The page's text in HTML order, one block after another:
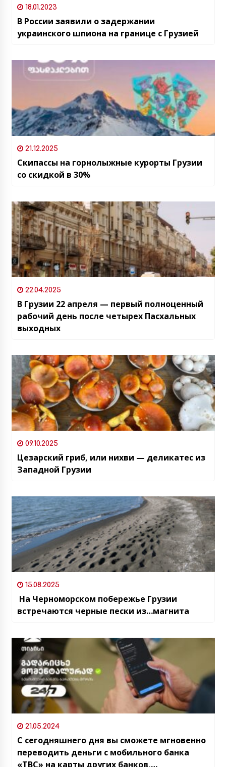
18.01.2023
В России заявили о задержании
украинского шпиона на границе с Грузией
21.12.2025
Скипассы на горнолыжные курорты Грузии
со скидкой в 30%
22.04.2025
В Грузии 22 апреля — первый полноценный
рабочий день после четырех Пасхальных
выходных
09.10.2025
Цезарский гриб, или нихви — деликатес из
Западной Грузии
15.08.2025
На Черноморском побережье Грузии
встречаются черные пески из…магнита
21.05.2024
С сегодняшнего дня вы сможете мгновенно
переводить деньги с мобильного банка
«TBC» на карты других банков,